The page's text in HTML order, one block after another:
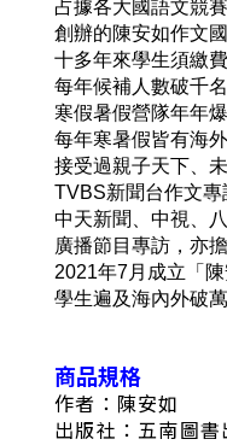
占據各大國語文競
創辦的陳安如作文國
十多年來學生須繳
每年候補人數破千名
寒假暑假營隊年年爆
每年寒暑假皆有海
接受過親子天下、
TVBS新聞台作文專
中天新聞、中視、
廣播節目專訪，亦
2021年7月成立「
學生遍及海內外破萬
商品規格
作者：陳安如
出版社：五南圖